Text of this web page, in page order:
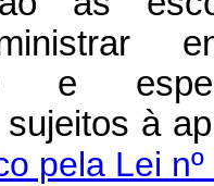
e
à
pela Lei